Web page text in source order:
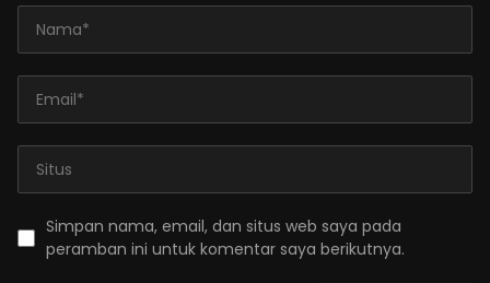
Simpan nama, email, dan situs web saya pada
peramban ini untuk komentar saya berikutnya.